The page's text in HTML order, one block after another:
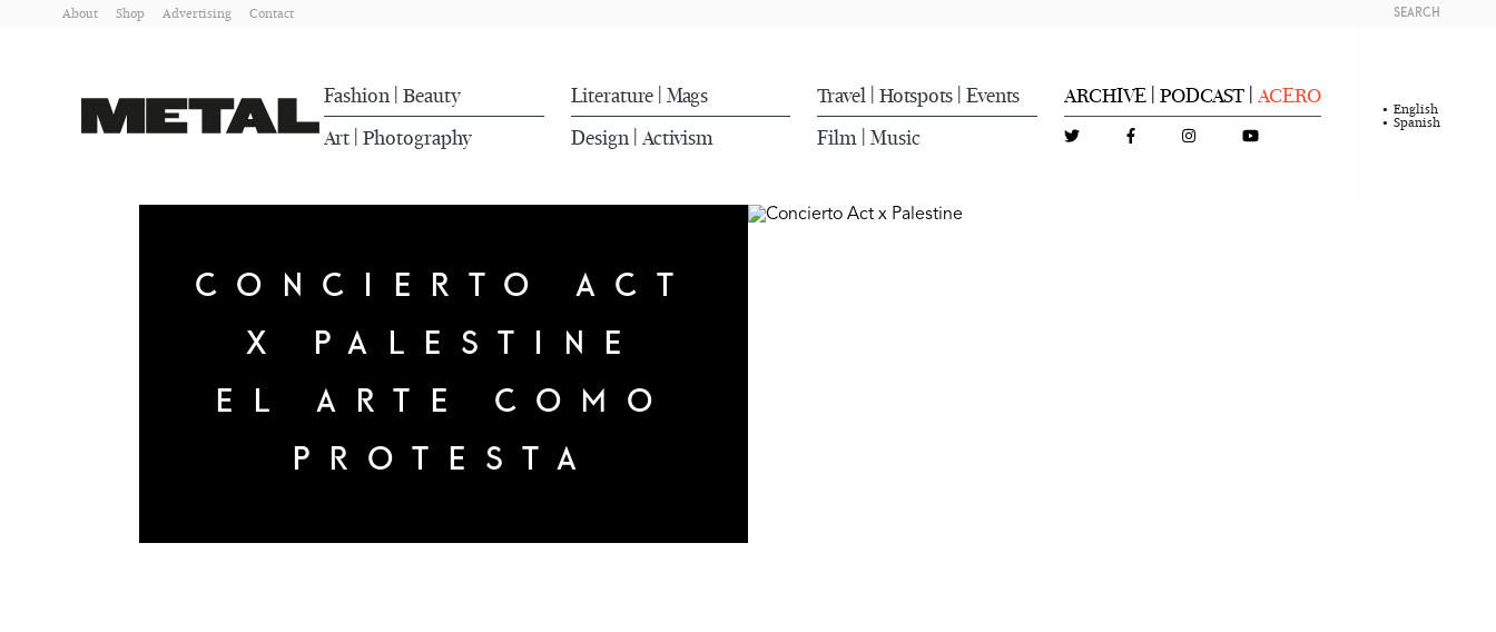
About Shop Advertising Contact
Fashion Beauty Literature Mags Travel Hotspots Events ARCHIVE PODCAST ACERO
Art Photography Design Activism Film Music
SEARCH
English
Spanish
CONCIERTO ACT
X PALESTINE
EL ARTE COMO
PROTESTA